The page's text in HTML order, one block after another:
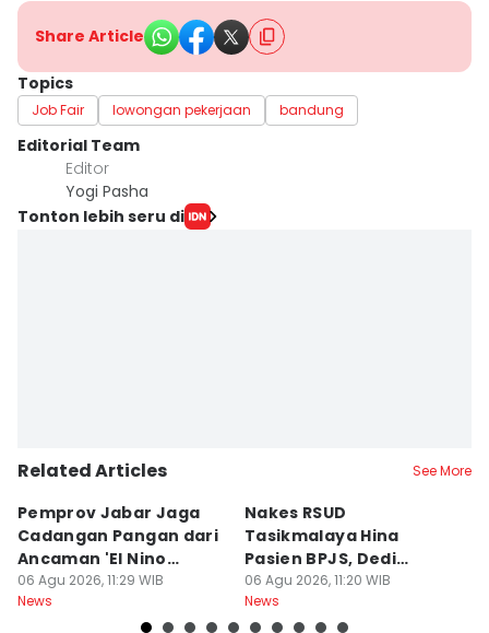
Share Article
Topics
Job Fair lowongan pekerjaan bandung
Editorial Team
Editor
Yogi Pasha
Tonton lebih seru di
Related Articles See More
Pemprov Jabar Jaga
Cadangan Pangan dari
Ancaman 'El Nino
Godzilla'
06 Agu 2026, 11:29 WIB
News
Nakes RSUD
Tasikmalaya Hina
Pasien BPJS, Dedi
Mulyadi Minta Disanksi
06 Agu 2026, 11:20 WIB
News